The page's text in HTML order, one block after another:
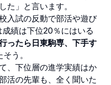
た」と言います。
入試の反動で部活や遊び
績は下位20％にはいる
ったら日東駒専、下手す
う。
、下位層の進学実績はか
活の先輩も、全く聞いた